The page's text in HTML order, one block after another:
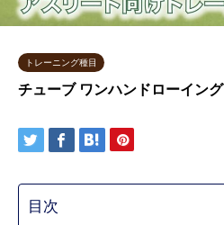
トレーニング種目
チューブ ワンハンドローイング
目次